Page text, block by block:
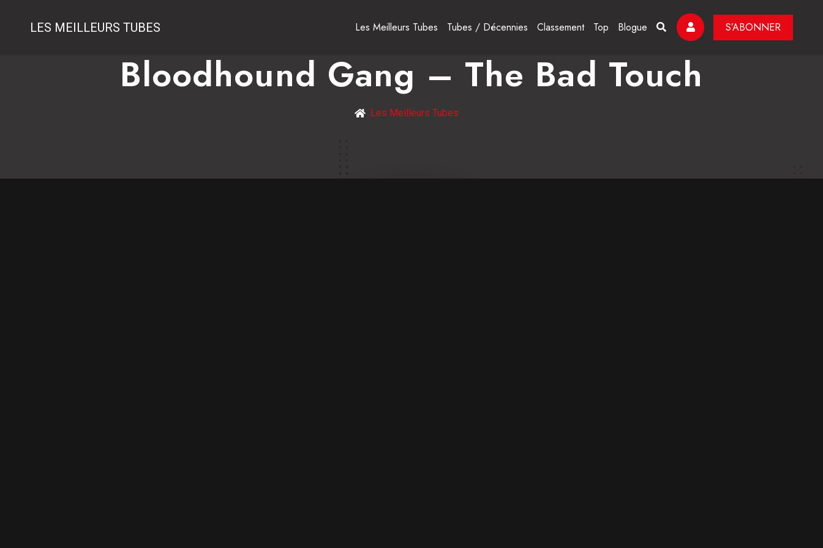
LES MEILLEURS TUBES Les Meilleurs Tubes Tubes / Décennies Classement Top Blogue S’ABONNER
Bloodhound Gang – The Bad Touch
Les Meilleurs Tubes